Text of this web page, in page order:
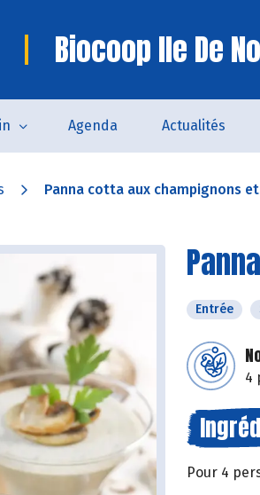
Biocoop Ile De
Agenda Actualités
Panna cotta aux champignons
Entrée
4
Pour 4